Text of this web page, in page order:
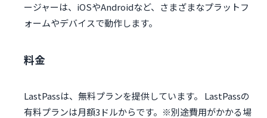
ージャーは、iOSやAndroidなど、さまざまなプラットフ
ォームやデバイスで動作します。
料金
LastPassは、無料プランを提供しています。 LastPassの
有料プランは月額3ドルからです。※別途費用がかかる場